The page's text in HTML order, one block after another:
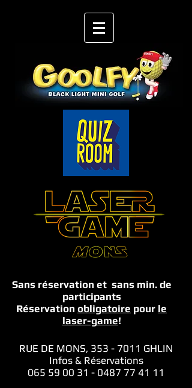
Sans réservation et sans min. de
participants
Réservation obligatoire pour le
laser-game!
RUE DE MONS, 353 - 7011 GHLIN
Infos & Réservations
065 59 00 31 - 0487 77 41 11